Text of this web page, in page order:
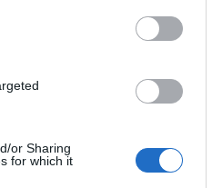
or Sharing
for which it
számot. A